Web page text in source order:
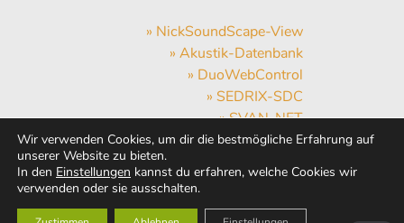
» NickSoundScape-View
» Akustik-Datenbank
» DuoWebControl
» SEDRIX-SDC
» SVAN-NET
» Hum-Hub
Wir verwenden Cookies, um dir die bestmögliche Erfahrung auf
unserer Website zu bieten.
In den Einstellungen kannst du erfahren, welche Cookies wir
verwenden oder sie ausschalten.